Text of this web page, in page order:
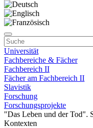
Universität
Fachbereiche & Fächer
Fachbereich II
Fächer am Fachbereich II
Slavistik
Forschung
Forschungsprojekte
"Das Leben und der Tod".
Kontexten